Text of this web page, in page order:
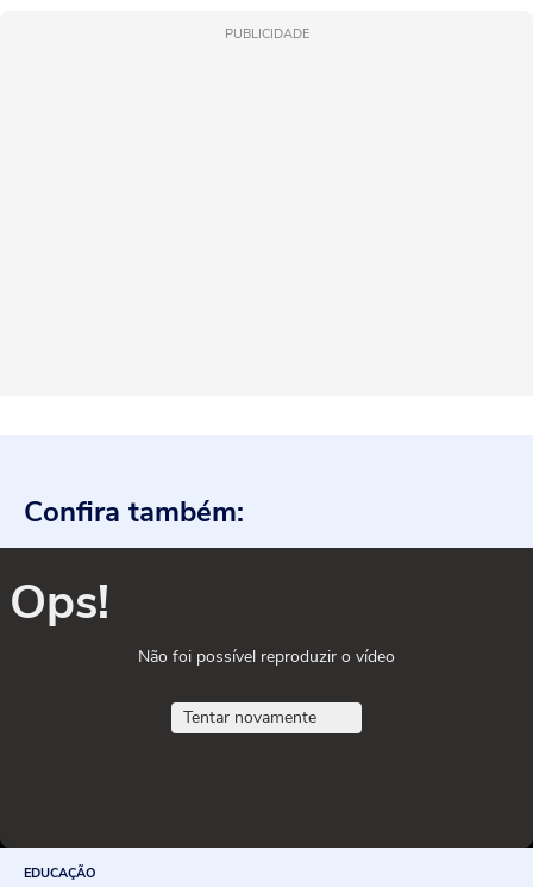
PUBLICIDADE
Confira também:
Ops!
Não foi possível reproduzir o vídeo
Tentar novamente
EDUCAÇÃO